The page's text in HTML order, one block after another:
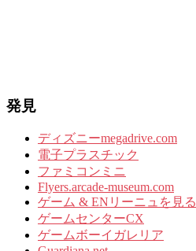
発見
ディズニーmegadrive.com
電子プラスチック
ファミコンミニ
Flyers.arcade-museum.com
ゲーム & ENリーニュを見る
ゲームセンターCX
ゲームボーイガレリア